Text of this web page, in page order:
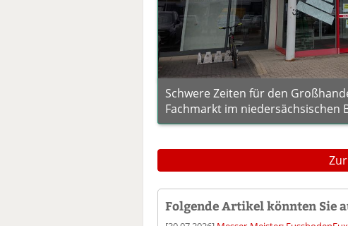
Schwere Zeiten für den
Fachmarkt im niedersächsischen
Folgende Artikel könnten Sie